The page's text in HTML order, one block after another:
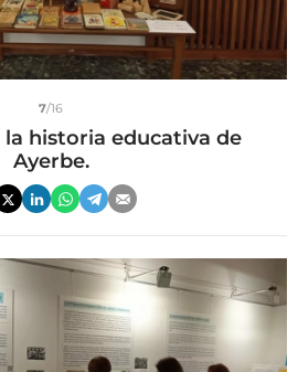
7/16
la historia educativa de
Ayerbe.